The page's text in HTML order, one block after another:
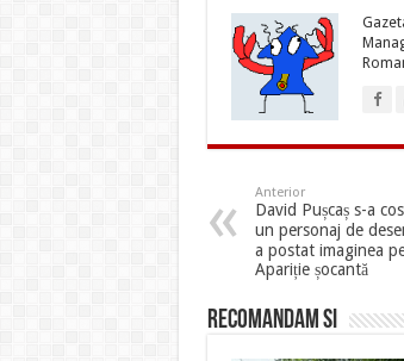
Anterior
David Pușcaș s-a
un personaj de
a postat imaginea
Apariție șocantă
Recomandam si